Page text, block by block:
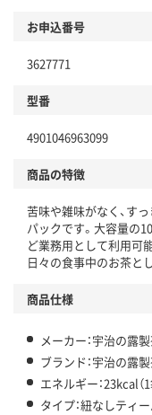
お申込番号
3627771
型番
4901046963099
商品の特徴
苦味や雑味がなく、す
パックです。大容量の
ど業務用として利用可
日々の食事中のお茶と
商品仕様
メーカー：宇治の露
ブランド：宇治の露
エネルギー：23kcal（
タイプ：紐なしティ